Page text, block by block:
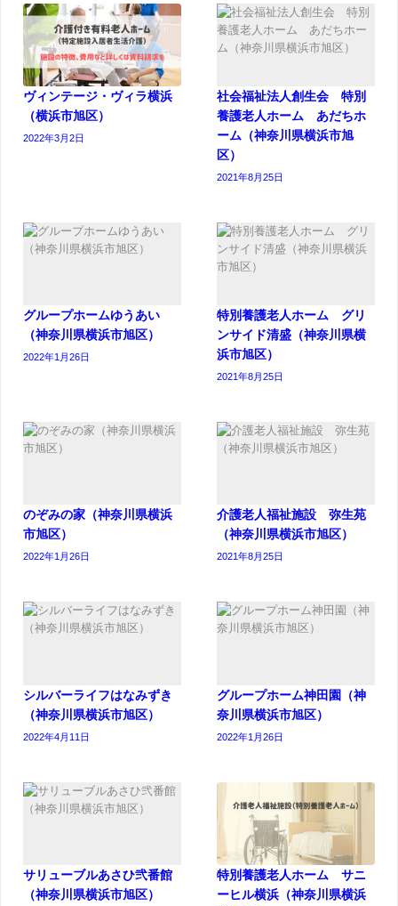
ヴィンテージ・ヴィラ横浜
（横浜市旭区）
2022年3月2日
社会福祉法人創生会 特別
養護老人ホーム あだちホ
ーム（神奈川県横浜市旭
区）
2021年8月25日
グループホームゆうあい
（神奈川県横浜市旭区）
2022年1月26日
特別養護老人ホーム グリ
ンサイド清盛（神奈川県横
浜市旭区）
2021年8月25日
のぞみの家（神奈川県横浜
市旭区）
2022年1月26日
介護老人福祉施設 弥生苑
（神奈川県横浜市旭区）
2021年8月25日
シルバーライフはなみずき
（神奈川県横浜市旭区）
2022年4月11日
グループホーム神田園（神
奈川県横浜市旭区）
2022年1月26日
サリューブルあさひ弐番館
（神奈川県横浜市旭区）
特別養護老人ホーム サニ
ーヒル横浜（神奈川県横浜